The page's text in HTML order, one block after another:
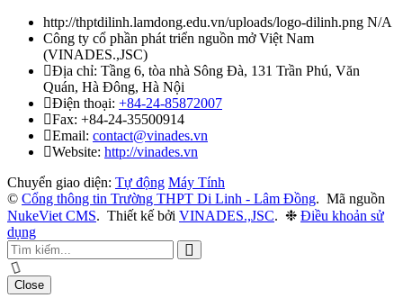
http://thptdilinh.lamdong.edu.vn/uploads/logo-dilinh.png N/A
Công ty cổ phần phát triển nguồn mở Việt Nam
(VINADES.,JSC)
Địa chỉ: Tầng 6, tòa nhà Sông Đà, 131 Trần Phú, Văn
Quán, Hà Đông, Hà Nội
Điện thoại: +84-24-85872007
Fax: +84-24-35500914
Email: contact@vinades.vn
Website: http://vinades.vn
Chuyển giao diện: Tự động Máy Tính
© Cổng thông tin Trường THPT Di Linh - Lâm Đồng. Mã nguồn
NukeViet CMS. Thiết kế bởi VINADES.,JSC. ❉ Điều khoản sử
dụng
Close